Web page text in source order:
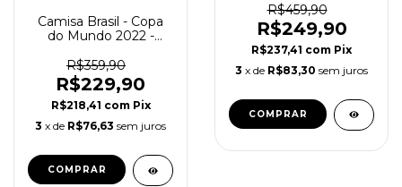
Camisa Brasil - Copa
do Mundo 2022 -
Azul
R$359,90
R$229,90
R$218,41 com Pix
3 x de R$76,63 sem juros
COMPRAR
R$459,90
R$249,90
R$237,41 com Pix
3 x de R$83,30 sem juros
COMPRAR